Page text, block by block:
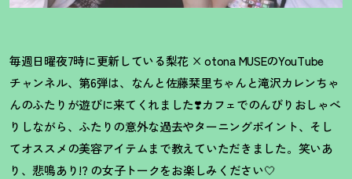
毎週日曜夜7時に更新している梨花 × otona MUSEのYouTube
チャンネル、第6弾は、なんと佐藤栞里ちゃんと滝沢カレンちゃ
んのふたりが遊びに来てくれました❣️カフェでのんびりおしゃべ
りしながら、ふたりの意外な過去やターニングポイント、そし
てオススメの美容アイテムまで教えていただきました。笑いあ
り、悲鳴あり!? の女子トークをお楽しみください🤍